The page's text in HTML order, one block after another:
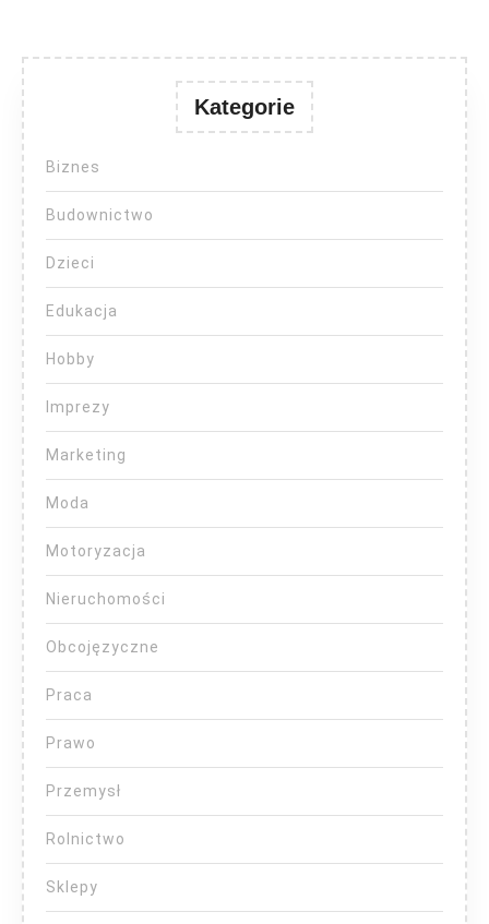
Kategorie
Biznes
Budownictwo
Dzieci
Edukacja
Hobby
Imprezy
Marketing
Moda
Motoryzacja
Nieruchomości
Obcojęzyczne
Praca
Prawo
Przemysł
Rolnictwo
Sklepy